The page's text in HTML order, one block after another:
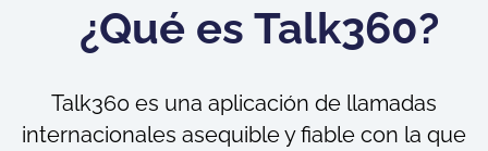
¿Qué es Talk360?
Talk360 es una aplicación de llamadas
internacionales asequible y fiable con la que